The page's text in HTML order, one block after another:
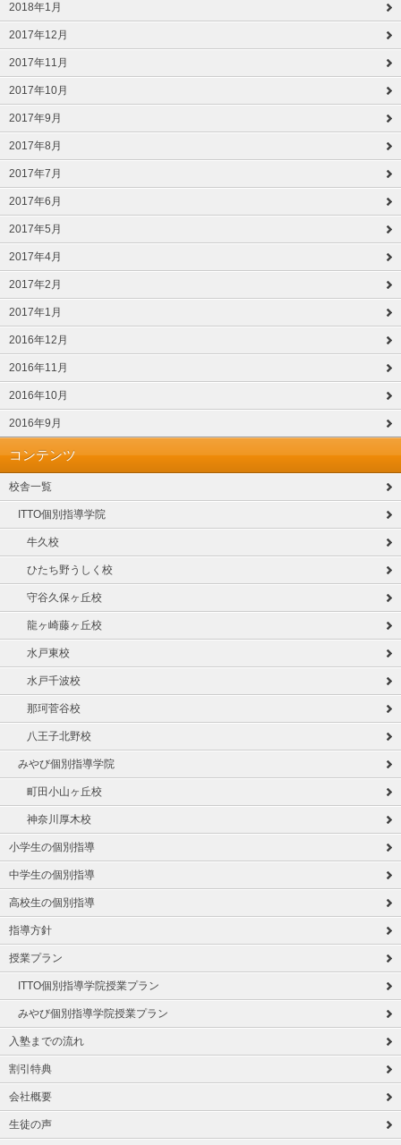
2018年1月
2017年12月
2017年11月
2017年10月
2017年9月
2017年8月
2017年7月
2017年6月
2017年5月
2017年4月
2017年2月
2017年1月
2016年12月
2016年11月
2016年10月
2016年9月
コンテンツ
校舎一覧
ITTO個別指導学院
牛久校
ひたち野うしく校
守谷久保ヶ丘校
龍ヶ崎藤ヶ丘校
水戸東校
水戸千波校
那珂菅谷校
八王子北野校
みやび個別指導学院
町田小山ヶ丘校
神奈川厚木校
小学生の個別指導
中学生の個別指導
高校生の個別指導
指導方針
授業プラン
ITTO個別指導学院授業プラン
みやび個別指導学院授業プラン
入塾までの流れ
割引特典
会社概要
生徒の声